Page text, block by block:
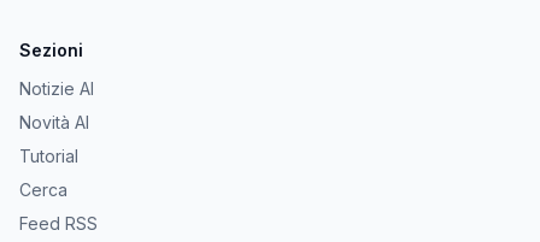
Sezioni
Notizie AI
Novità AI
Tutorial
Cerca
Feed RSS